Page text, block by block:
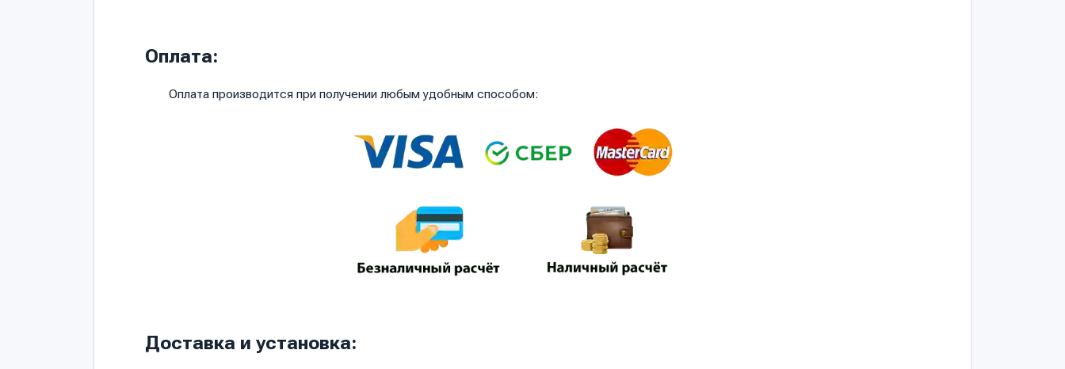
Оплата:
Оплата производится при получении любым удобным способом:
Доставка и установка: